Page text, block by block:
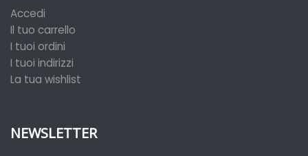
Accedi
Il tuo carrello
I tuoi ordini
I tuoi indirizzi
La tua wishlist
NEWSLETTER